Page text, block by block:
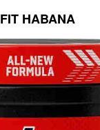
FIT HABANA